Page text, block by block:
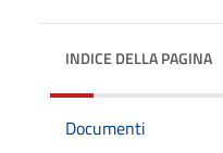
INDICE DELLA PAGINA
Documenti